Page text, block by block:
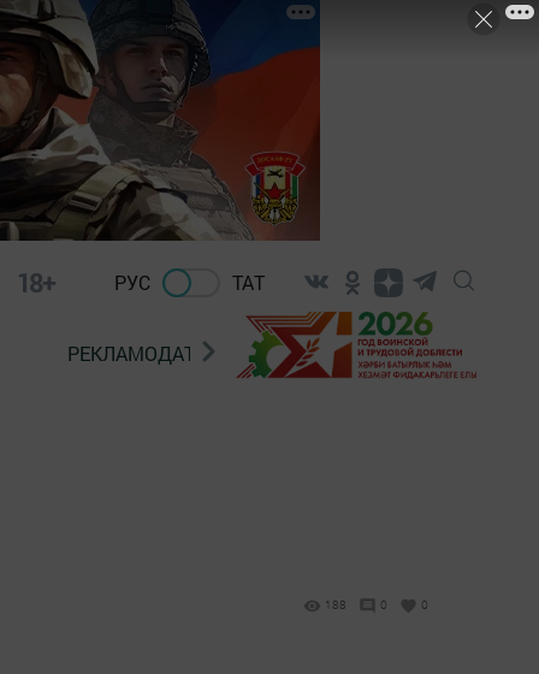
18+ РУС ТАТ
РЕКЛАМОДАТЕЛЯМ
188 0 0